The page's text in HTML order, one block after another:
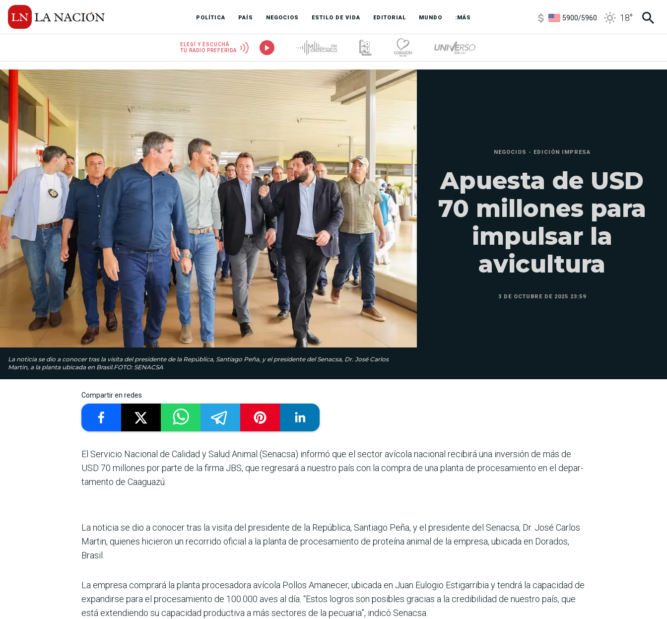
POLÍTICA PAÍS NEGOCIOS ESTILO DE VIDA EDITORIAL MUNDO :MÁS
1100/1160
18°
ELEGÍ Y ESCUCHÁ
TU RADIO PREFERIDA
La noticia se dio a conocer tras la visita del presidente de la República, Santiago Peña, y el presidente del Senacsa, Dr. José Carlos
Martin, a la planta ubicada en Brasil.FOTO: SENACSA
NEGOCIOS - EDICIÓN IMPRESA
Apuesta de USD
70 millones para
impulsar la
avicultura
3 DE OCTUBRE DE 2025 23:59
Compartir en redes
El Servicio Nacional de Cali­dad y Salud Animal (Senacsa) informó que el sector avícola nacional recibirá una inver­sión de más de
USD 70 millo­nes por parte de la firma JBS, que regresará a nuestro país con la compra de una planta de procesamiento en el depar­
tamento de Caaguazú.
La noticia se dio a conocer tras la visita del presidente de la República, Santiago Peña, y el presidente del Senacsa, Dr. José Carlos
Martin, quienes hicieron un recorrido oficial a la planta de procesamiento de proteína animal de la empresa, ubicada en Dora­dos,
Brasil.
La empresa comprará la planta procesadora avícola Pollos Amanecer, ubicada en Juan Eulogio Estigarribia y tendrá la capacidad de
expandirse para el procesamiento de 100.000 aves al día. “Estos logros son posibles gracias a la credibili­dad de nuestro país, que
está extendiendo su capacidad pro­ductiva a más sectores de la pecuaria”, indicó Senacsa.